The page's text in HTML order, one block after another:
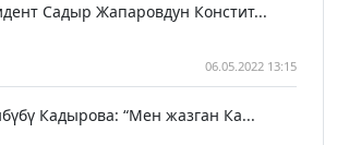
Садыр Жапаровдун Констит...
06.05.2022 13:15
Кадырова: “Мен жазган Ка...